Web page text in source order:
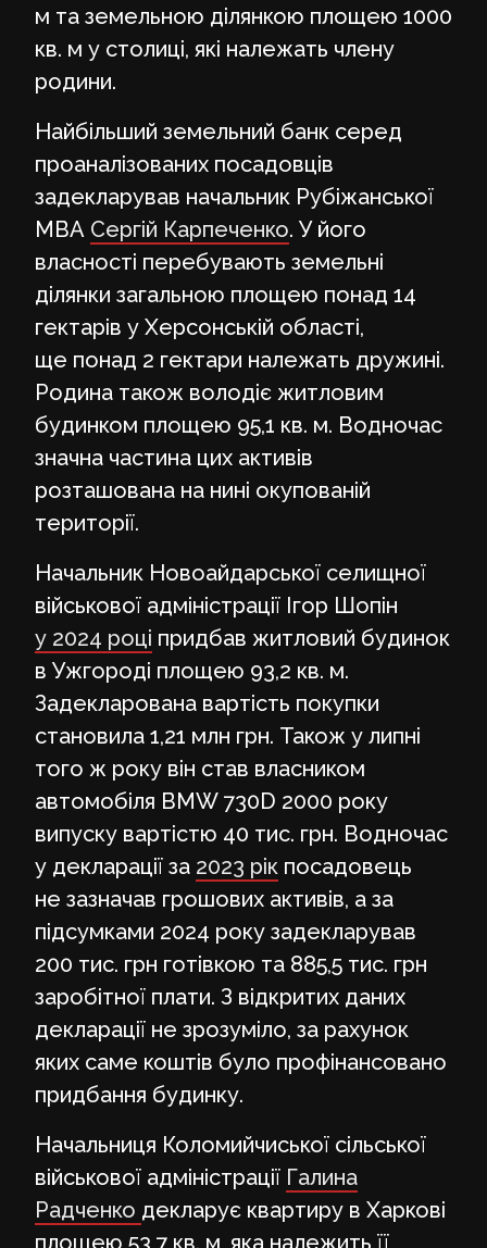
м та земельною ділянкою площею 1000
кв. м у столиці, які належать члену
родини.
Найбільший земельний банк серед
проаналізованих посадовців
задекларував начальник Рубіжанської
МВА Сергій Карпеченко. У його
власності перебувають земельні
ділянки загальною площею понад 14
гектарів у Херсонській області,
ще понад 2 гектари належать дружині.
Родина також володіє житловим
будинком площею 95,1 кв. м. Водночас
значна частина цих активів
розташована на нині окупованій
території.
Начальник Новоайдарської селищної
військової адміністрації Ігор Шопін
у 2024 році придбав житловий будинок
в Ужгороді площею 93,2 кв. м.
Задекларована вартість покупки
становила 1,21 млн грн. Також у липні
того ж року він став власником
автомобіля BMW 730D 2000 року
випуску вартістю 40 тис. грн. Водночас
у декларації за 2023 рік посадовець
не зазначав грошових активів, а за
підсумками 2024 року задекларував
200 тис. грн готівкою та 885,5 тис. грн
заробітної плати. З відкритих даних
декларації не зрозуміло, за рахунок
яких саме коштів було профінансовано
придбання будинку.
Начальниця Коломийчиської сільської
військової адміністрації Галина
Радченко декларує квартиру в Харкові
площею 53,7 кв. м, яка належить її